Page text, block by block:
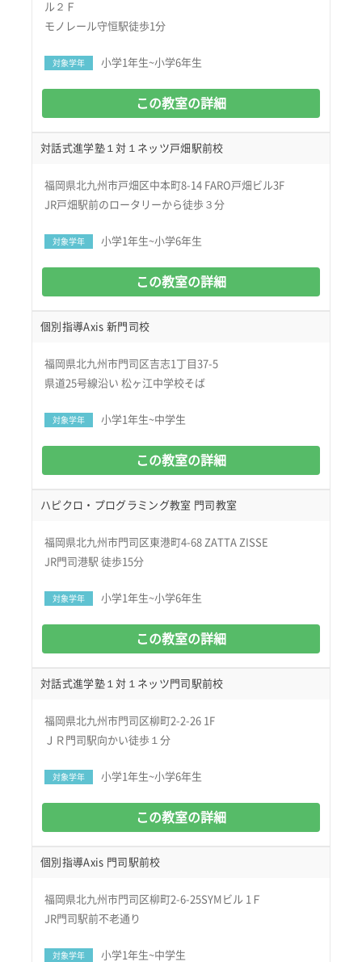
ル２Ｆ
モノレール守恒駅徒歩1分
対象学年 小学1年生~小学6年生
この教室の詳細
対話式進学塾１対１ネッツ戸畑駅前校
福岡県北九州市戸畑区中本町8-14 FARO戸畑ビル3F
JR戸畑駅前のロータリーから徒歩３分
対象学年 小学1年生~小学6年生
この教室の詳細
個別指導Axis 新門司校
福岡県北九州市門司区吉志1丁目37-5
県道25号線沿い 松ヶ江中学校そば
対象学年 小学1年生~中学生
この教室の詳細
ハピクロ・プログラミング教室 門司教室
福岡県北九州市門司区東港町4-68 ZATTA ZISSE
JR門司港駅 徒歩15分
対象学年 小学1年生~小学6年生
この教室の詳細
対話式進学塾１対１ネッツ門司駅前校
福岡県北九州市門司区柳町2-2-26 1F
ＪＲ門司駅向かい徒歩１分
対象学年 小学1年生~小学6年生
この教室の詳細
個別指導Axis 門司駅前校
福岡県北九州市門司区柳町2-6-25SYMビル 1Ｆ
JR門司駅前不老通り
対象学年 小学1年生~中学生